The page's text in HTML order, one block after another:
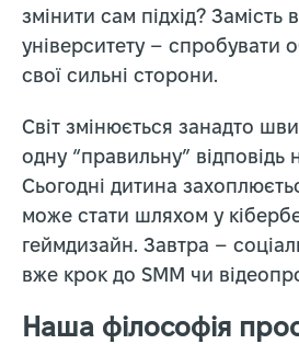
змінити сам підхід? Замість
університету – спробувати
свої сильні сторони.
Світ змінюється занадто
одну “правильну” відповідь
Сьогодні дитина
може стати шляхом у
геймдизайн. Завтра –
вже крок до SMM чи
Наша філософія